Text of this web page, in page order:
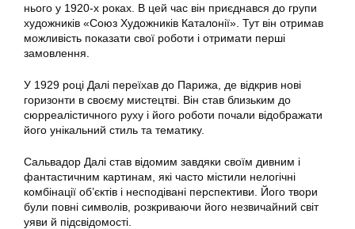
нього у 1920-х роках. В цей час він приєднався до групи
художників «Союз Художників Каталонії». Тут він отримав
можливість показати свої роботи і отримати перші
замовлення.
У 1929 році Далі переїхав до Парижа, де відкрив нові
горизонти в своєму мистецтві. Він став близьким до
сюрреалістичного руху і його роботи почали відображати
його унікальний стиль та тематику.
Сальвадор Далі став відомим завдяки своїм дивним і
фантастичним картинам, які часто містили нелогічні
комбінації об’єктів і несподівані перспективи. Його твори
були повні символів, розкриваючи його незвичайний світ
уяви й підсвідомості.